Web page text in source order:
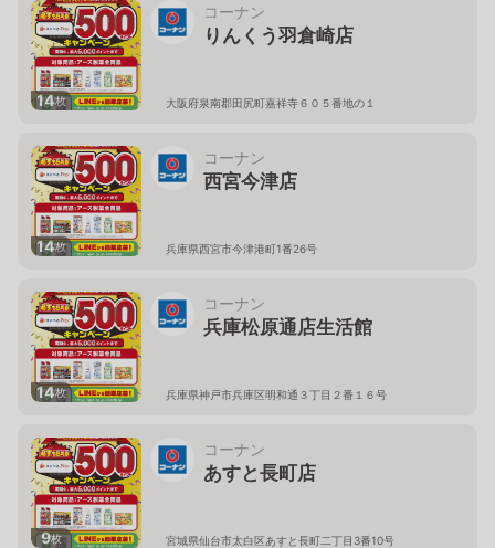
14枚
コーナン
りんくう羽倉崎店
大阪府泉南郡田尻町嘉祥寺６０５番地の１
14枚
コーナン
西宮今津店
兵庫県西宮市今津港町1番26号
14枚
コーナン
兵庫松原通店生活館
兵庫県神戸市兵庫区明和通３丁目２番１６号
9枚
コーナン
あすと長町店
宮城県仙台市太白区あすと長町二丁目3番10号